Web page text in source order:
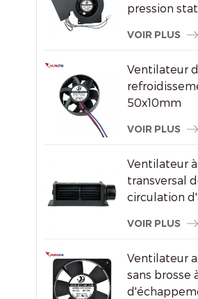
pression
VOIR PLUS
Ventilateur
50x10mm
vitesse sans
appareils
VOIR PLUS
Ventilateur
transversal
circulation
économiseur
plastique
VOIR PLUS
Ventilateur
sans brosse